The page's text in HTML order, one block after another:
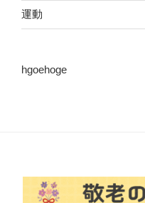
運動
hgoehoge